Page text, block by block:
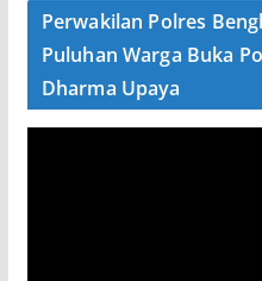
Perwakilan Polres
Puluhan Warga Buka
Dharma Upaya